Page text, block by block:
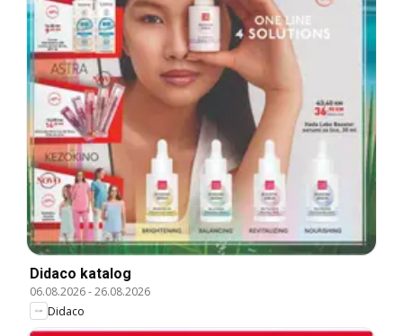
Didaco katalog
06.08.2026-26.08.2026
Didaco